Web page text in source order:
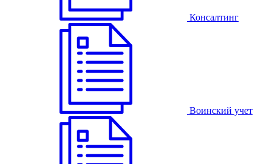
Консалтинг
Воинский учет